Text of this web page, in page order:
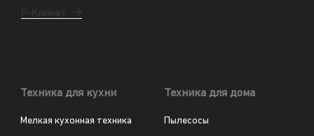
Техника для кухни
Мелкая кухонная техника
Техника для дома
Пылесосы